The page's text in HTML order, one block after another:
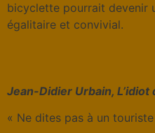
bicyclette pourrait devenir
égalitaire et convivial.
Jean-Didier Urbain,
« Ne dites pas à un